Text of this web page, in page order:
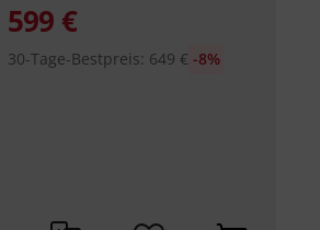
599 €
30-Tage-Bestpreis: 649 € -8%